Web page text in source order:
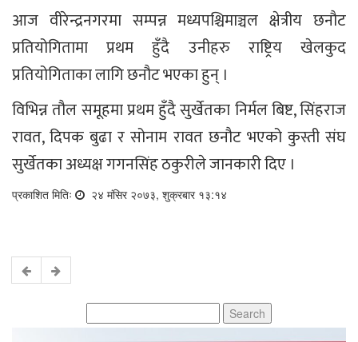
आज वीरेन्द्रनगरमा सम्पन्न मध्यपश्चिमाञ्चल क्षेत्रीय छनौट
प्रतियोगितामा प्रथम हुँदै उनीहरु राष्ट्रिय खेलकुद
प्रतियोगिताका लागि छनौट भएका हुन् ।
विभिन्न तौल समूहमा प्रथम हुँदै सुर्खेतका निर्मल बिष्ट, सिंहराज
रावत, दिपक बुढा र सोनाम रावत छनौट भएको कुस्ती संघ
सुर्खेतका अध्यक्ष गगनसिंह ठकुरीले जानकारी दिए ।
प्रकाशित मितिः २४ मंसिर २०७३, शुक्रबार १३:१४
for: